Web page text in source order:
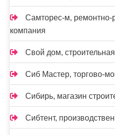
Самторес-м, ремонтно-
компания
Свой дом,
Сиб Мастер, торгово-
Сибирь, магазин
Сибтент,